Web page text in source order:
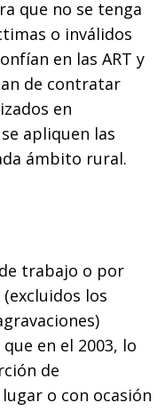
que no se tenga
o inválidos
en las ART y
de contratar
en
apliquen las
ámbito rural.
trabajo o por
los
en el 2003, lo
de
o con ocasión